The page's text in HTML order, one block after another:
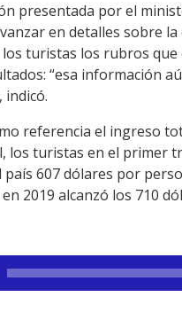
presentada por el
en detalles sobre la
turistas los rubros
“esa información
indicó.
referencia el ingreso
los turistas en el primer
país 607 dólares por
2019 alcanzó los 710